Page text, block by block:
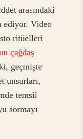
arasındaki
ediyor. Video
ritüelleri
çağdaş
geçmişte
unsurları,
temsil
sormayı